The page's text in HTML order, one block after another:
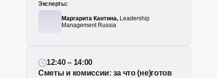
Эксперты:
Маргарита Кантина, Leadership
Management Russia
12:40 – 14:00
Сметы и комиссии: за что (не)готов